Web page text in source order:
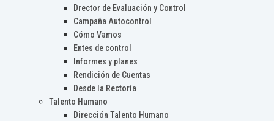
Drector de Evaluación y Control
Campaña Autocontrol
Cómo Vamos
Entes de control
Informes y planes
Rendición de Cuentas
Desde la Rectoría
Talento Humano
Dirección Talento Humano